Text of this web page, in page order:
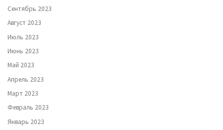
Сентябрь 2023
Август 2023
Июль 2023
Июнь 2023
Май 2023
Апрель 2023
Март 2023
Февраль 2023
Январь 2023